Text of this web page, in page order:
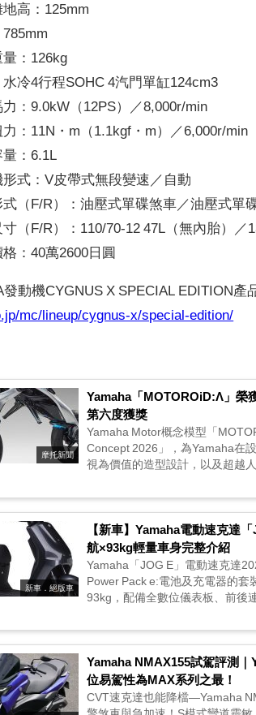
地高：125mm
785mm
量：126kg
水冷4行程SOHC 4汽門單缸124cm3
力：9.0kW（12PS）／8,000r/min
力：11N・m（1.1kgf・m）／6,000r/min
量：6.1L
形式：V皮帶式無段變速／自動
式（F/R）：油壓式單碟煞車／油壓式單
寸（F/R）：110/70-12 47L（無內胎）／
格：40萬2600日圓
發動機CYGNUS X SPECIAL EDITION產
mc/lineup/cygnus-x/special-edition/
摩托新聞
Yamaha「MOTOROiD:Λ」榮
第六度獲獎
Yamaha Motor概念模型「
Concept 2026」，為Yamaha在
視為價值的造型設計，以及超越
新車．絕版車
【新車】Yamaha電動速克達
航×93kg輕量車身完整介紹
Yamaha「JOG E」電動速克達
Power Pack e:電池及充電器的
93kg，配備全數位儀表板、前後
Yamaha NMAX155試駕評測
位易駕性為MAX系列之最！
CVT速克達也能降檔—Yamaha